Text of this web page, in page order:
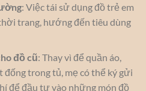
: Việc tái sử dụng đồ trẻ em
trang, hướng đến tiêu dùng
đồ cũ: Thay vì để quần áo,
đống trong tủ, mẹ có thể ký gửi
để đầu tư vào những món đồ